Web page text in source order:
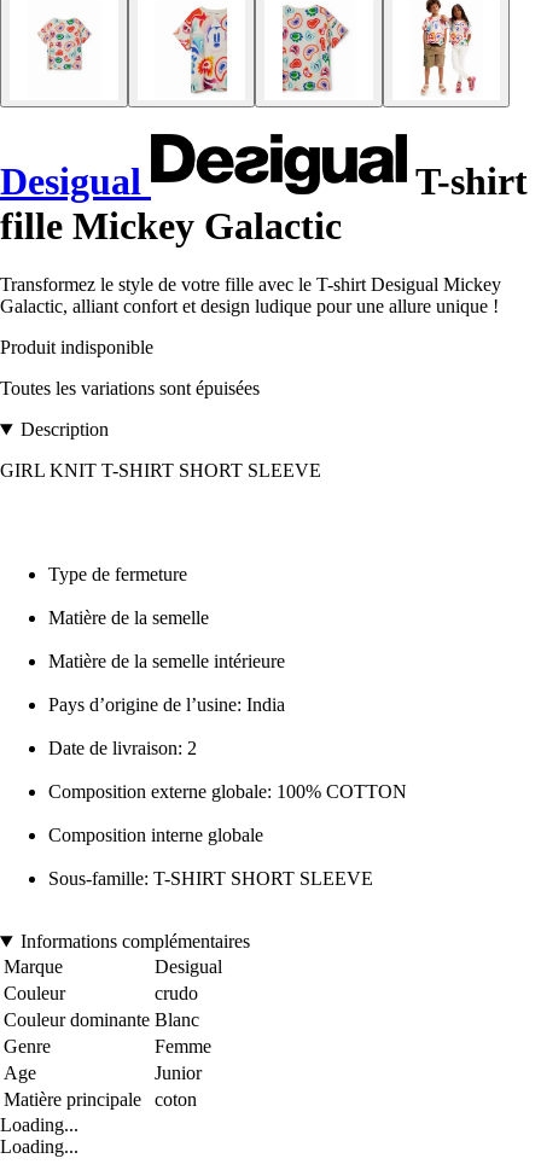
Desigual
T-shirt
fille Mickey Galactic
Transformez le style de votre fille avec le T-shirt Desigual Mickey
Galactic, alliant confort et design ludique pour une allure unique !
Produit indisponible
Toutes les variations sont épuisées
Description
GIRL KNIT T-SHIRT SHORT SLEEVE
Type de fermeture
Matière de la semelle
Matière de la semelle intérieure
Pays d’origine de l’usine: India
Date de livraison: 2
Composition externe globale: 100% COTTON
Composition interne globale
Sous-famille: T-SHIRT SHORT SLEEVE
Informations complémentaires
Marque
Desigual
Couleur
crudo
Couleur dominante Blanc
Genre
Femme
Age
Junior
Matière principale
coton
Loading...
Loading...